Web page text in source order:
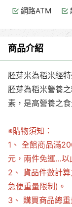
網路ATM
商品介紹
胚芽米為稻米經
胚芽為稻米營養
素，是高營養之
※購物須知：
1、 全館商品滿
元，兩件免運…以
2、 貨品件數計
急便重量限制)。
3、 購買商品總